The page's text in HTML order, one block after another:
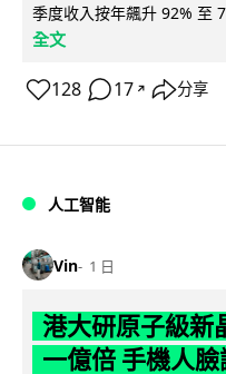
季度收入按年飆升 92% 至
全文
128 17 ↗ 分享
人工智能
Vin 1 日
港大研原子級新
一億倍 手機人